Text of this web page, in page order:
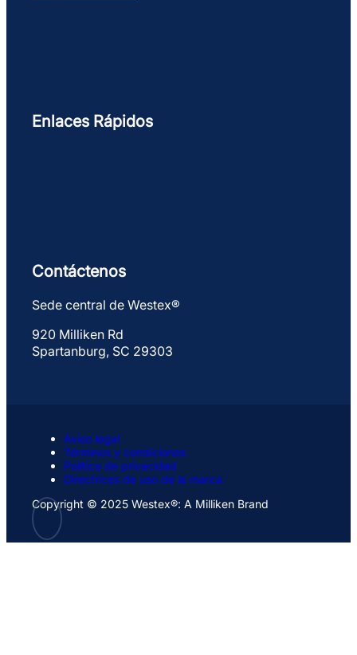
Enlaces Rápidos
Contáctenos
Sede central de Westex®
920 Milliken Rd
Spartanburg, SC 29303
Aviso legal
Términos y condiciones
Política de privacidad
Directrices de uso de la marca
Copyright © 2025 Westex®: A Milliken Brand